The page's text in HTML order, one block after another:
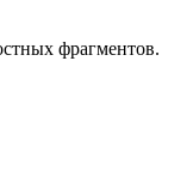
фрагментов.